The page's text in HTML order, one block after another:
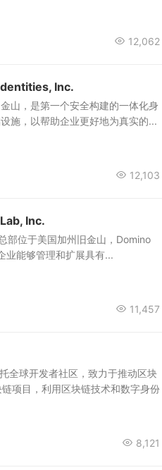
12,062
Inc.
山，是第一个安全构建的一体化身
施，以帮助企业更好地为真实的...
12,103
Inc.
部位于美国加州旧金山，Domino
业能够管理和扩展具有...
11,457
全球开发者社区，致力于推动区块
项目，利用区块链技术和数字身份
8,121